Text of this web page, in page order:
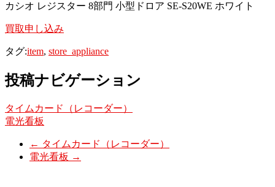
カシオ レジスター 8部門 小型ドロア SE-S20WE ホワイト
買取申し込み
タグ:item, store_appliance
投稿ナビゲーション
タイムカード（レコーダー）
電光看板
← タイムカード（レコーダー）
電光看板 →